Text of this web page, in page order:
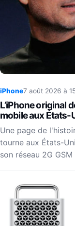
iPhone7 août 2026 à
L’iPhone original
mobile aux États-
Une page de
tourne aux États-
son réseau 2G